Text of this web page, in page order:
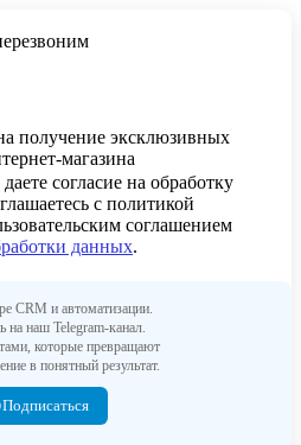
получение эксклюзивных
магазина
согласие на обработку
c политикой
соглашением
данных.
CRM и автоматизации.
на наш Telegram-канал.
которые превращают
в понятный результат.
Подписаться